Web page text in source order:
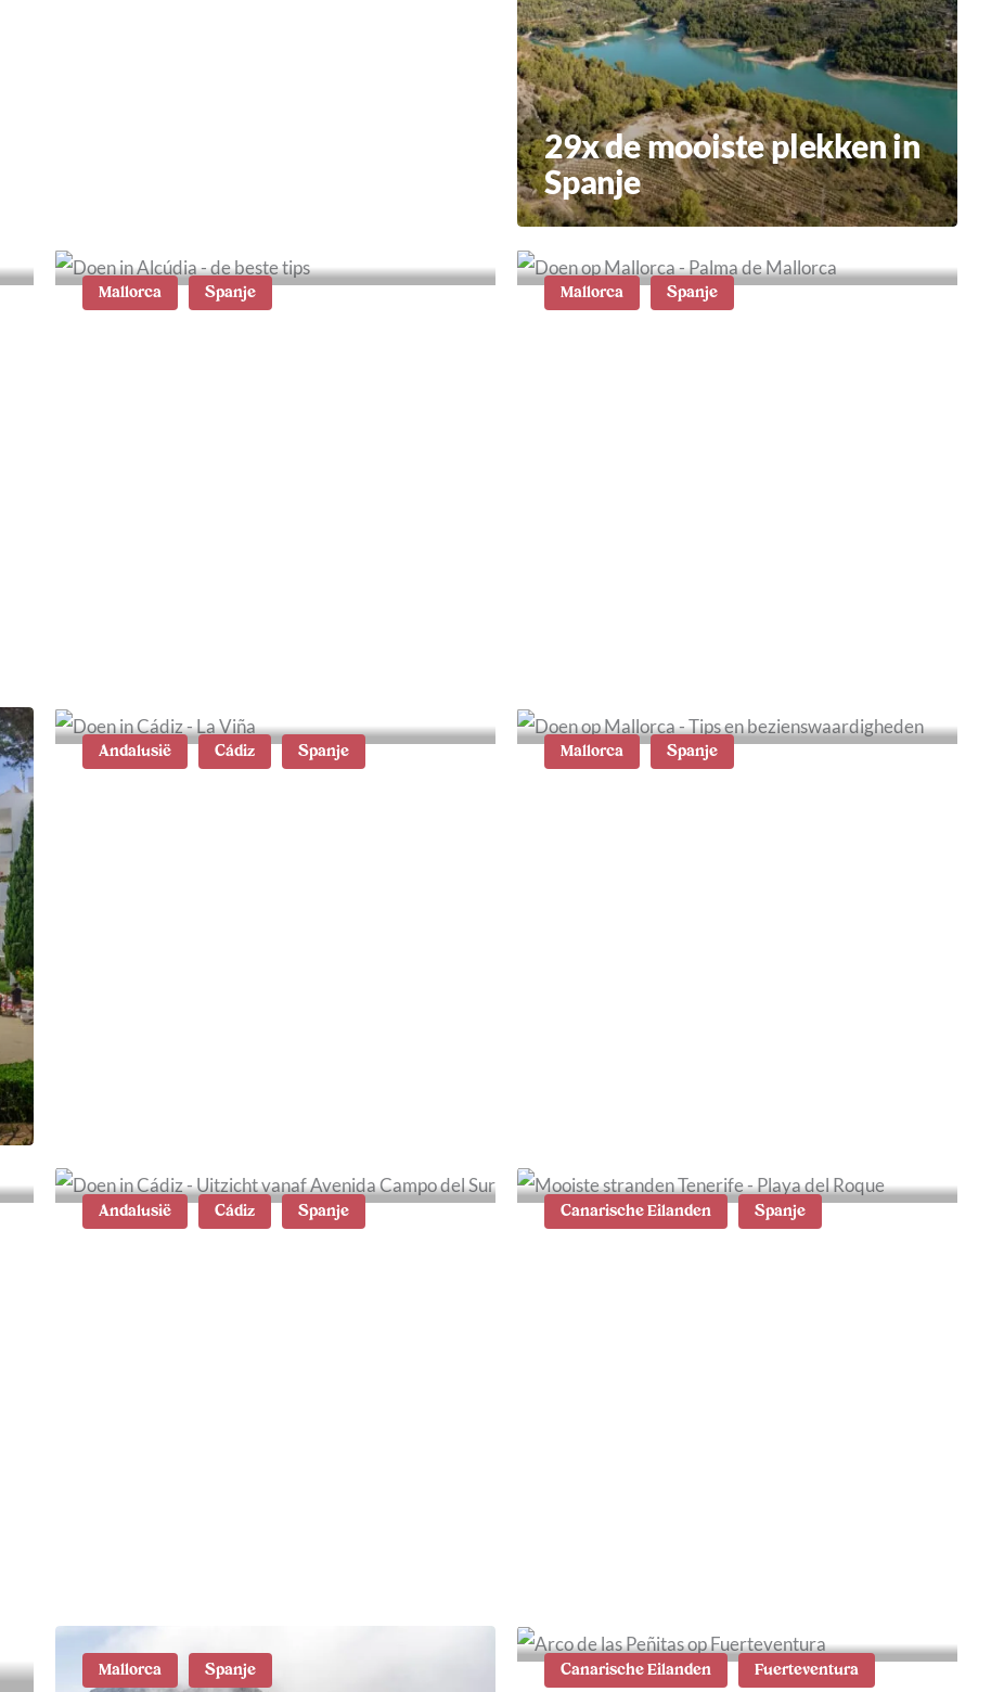
29x de mooiste plekken in
Spanje
Mallorca Spanje Mallorca Spanje
Andalusië Cádiz Spanje Mallorca Spanje
Andalusië Cádiz Spanje Canarische Eilanden Spanje
Mallorca Spanje Canarische Eilanden Fuerteventura